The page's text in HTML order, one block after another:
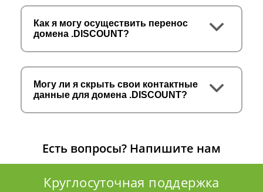
Как я могу осуществить перенос
домена .DISCOUNT?
Могу ли я скрыть свои контактные
данные для домена .DISCOUNT?
Есть вопросы? Напишите нам
Круглосуточная поддержка